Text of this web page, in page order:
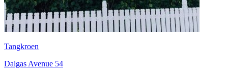
Tangkroen
Dalgas Avenue 54